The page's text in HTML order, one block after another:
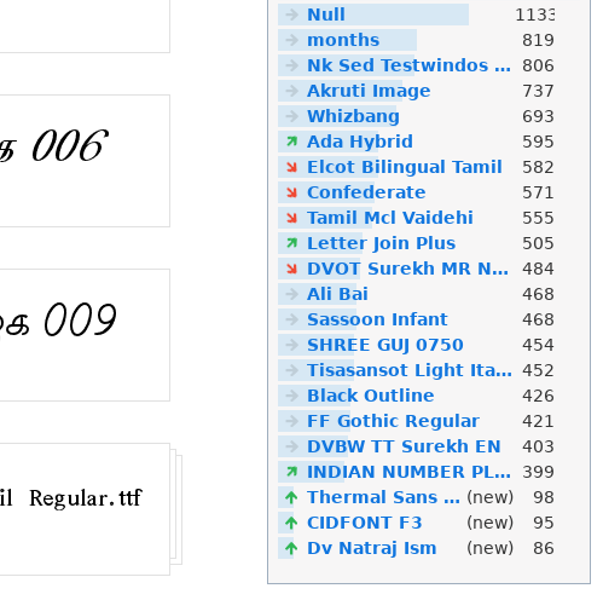
Null
1133
months
819
Nk Sed Testwindos 10 Downloa Filehippo
806
Akruti Image
737
Whizbang
693
Ada Hybrid
595
Elcot Bilingual Tamil
582
Confederate
571
Tamil Mcl Vaidehi
555
Letter Join Plus
505
DVOT Surekh MR Normal
484
Ali Bai
468
Sassoon Infant
468
SHREE GUJ 0750
454
Tisasansot Light Italic 452
Black Outline
426
FF Gothic Regular
421
DVBW TT Surekh EN
403
INDIAN NUMBER PLATE
399
Thermal Sans Mono (new)
98
CIDFONT F3
(new)
95
Dv Natraj Ism
(new) 86